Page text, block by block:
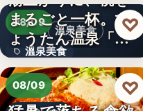
2,430
溫泉美食
08/09
溫泉美食
14年
まるごと一杯。ひ
ょうたん温泉「飲
泉堂」、…
♡
08/09 ♡